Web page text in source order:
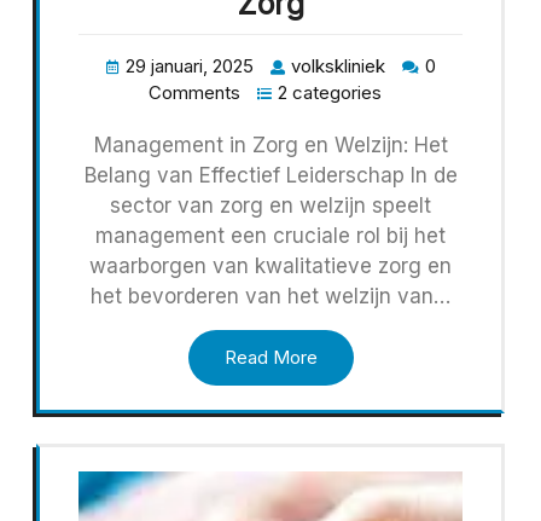
29 januari, 2025 volkskliniek
0
Comments
2 categories
Management in Zorg en Welzijn: Het
Belang van Effectief Leiderschap In de
sector van zorg en welzijn speelt
management een cruciale rol bij het
waarborgen van kwalitatieve zorg en
het bevorderen van het welzijn van…
Read More